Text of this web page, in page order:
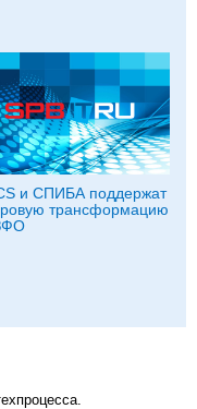
и СПИБА поддержат
трансформацию